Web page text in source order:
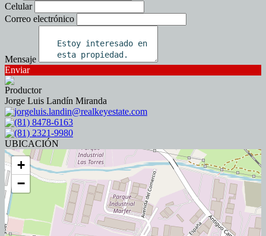
Celular
Correo electrónico
Mensaje
Enviar
Productor
Jorge Luis Landín Miranda
jorgeluis.landin@realkeyestate.com
(81) 8478-6163
(81) 2321-9980
UBICACIÓN
+
−